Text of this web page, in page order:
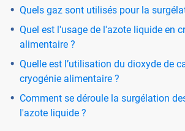
Quels gaz sont utilisés pour la
Quel est l'usage de l'azote liquide en
alimentaire ?
Quelle est l’utilisation du dioxyde de
cryogénie alimentaire ?
Comment se déroule la surgélation
l'azote liquide ?